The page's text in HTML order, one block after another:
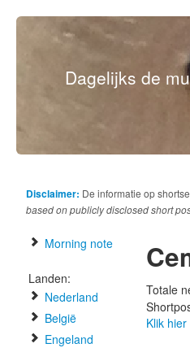
Dagelijks de
Disclaimer: De informatie op
based on publicly disclosed short
Morning note
Landen:
Nederland
België
Engeland
Totale
Klik